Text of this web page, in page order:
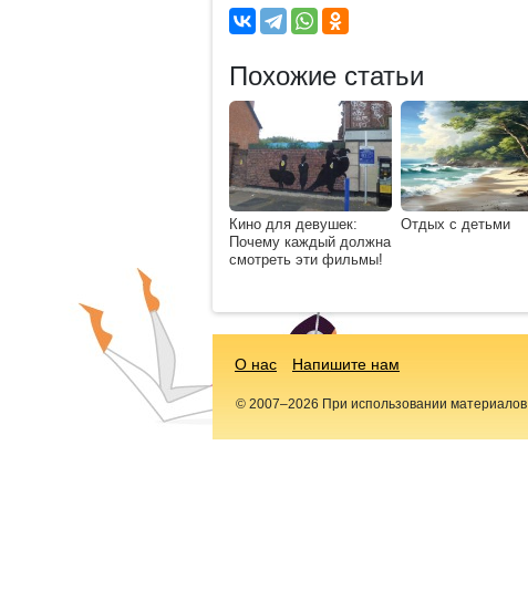
Похожие статьи
Кино для девушек:
Почему каждый должна
смотреть эти фильмы!
Отдых с детьми
О нас Напишите нам
© 2007–2026 При использовании